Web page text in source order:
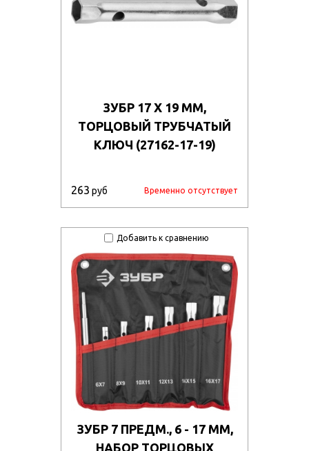
ЗУБР 17 Х 19 ММ,
ТОРЦОВЫЙ ТРУБЧАТЫЙ
КЛЮЧ (27162-17-19)
263 руб Временно отсутствует
Добавить к сравнению
ЗУБР 7 ПРЕДМ., 6 - 17 ММ,
НАБОР ТОРЦОВЫХ